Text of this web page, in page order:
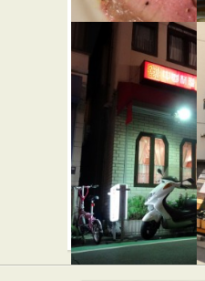
ロス・レ
イエス・
マーゴス
★☆☆
西洋料理